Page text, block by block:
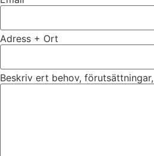
Adress + Ort
Beskriv ert behov,